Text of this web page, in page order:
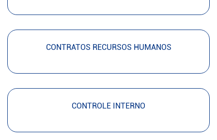
CONTRATOS RECURSOS HUMANOS
CONTROLE INTERNO